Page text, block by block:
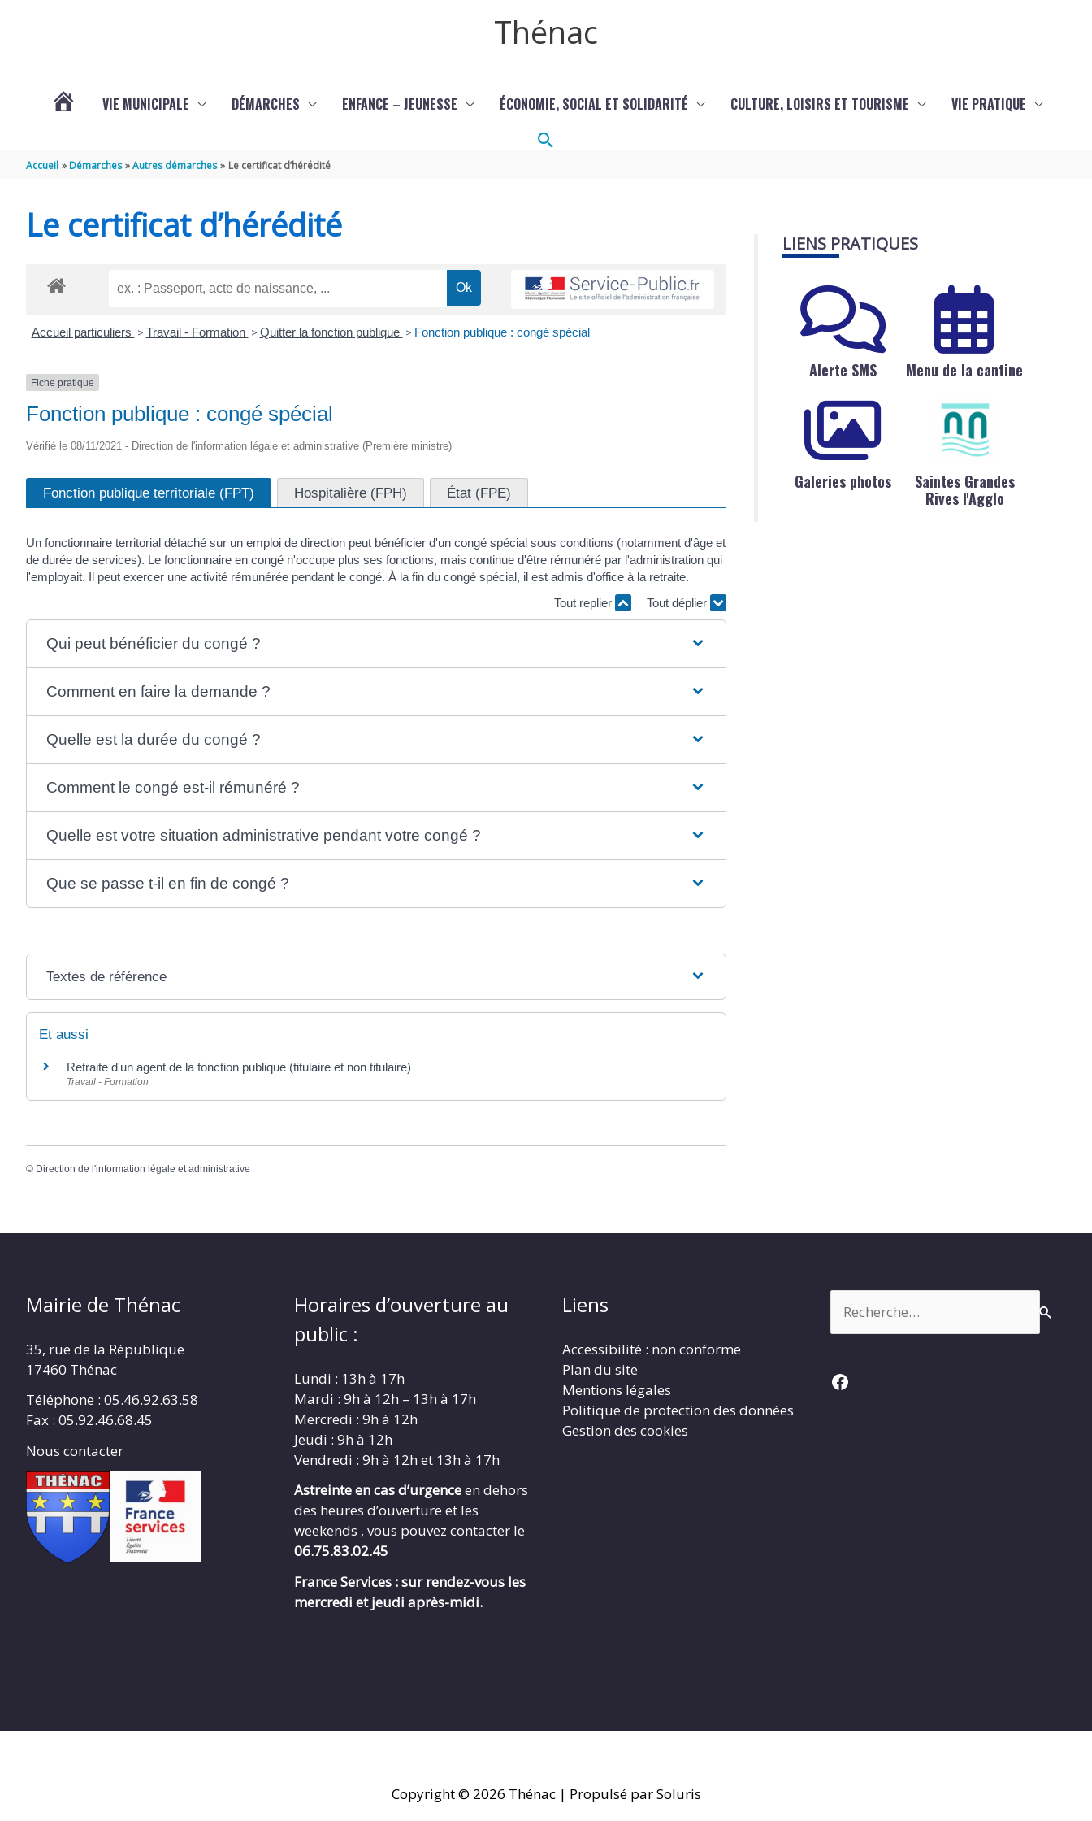
Thénac
THÉNAC
VIE MUNICIPALE DÉMARCHES ENFANCE – JEUNESSE ÉCONOMIE, SOCIAL ET SOLIDARITÉ CULTURE, LOISIRS ET TOURISME VIE PRATIQUE
Rechercher
Accueil Démarches Autres démarches Le certificat d’hérédité
Le certificat d’hérédité
Accueil particuliers > Travail - Formation > Quitter la fonction publique > Fonction publique : congé spécial
Fiche pratique
Fonction publique : congé spécial
Vérifié le 08/11/2021 - Direction de l'information légale et administrative (Première ministre)
Fonction publique territoriale (FPT) Hospitalière (FPH) État (FPE)
Un fonctionnaire territorial détaché sur un emploi de direction peut bénéficier d'un congé spécial sous conditions (notamment d'âge et
de durée de services). Le fonctionnaire en congé n'occupe plus ses fonctions, mais continue d'être rémunéré par l'administration qui
l'employait. Il peut exercer une activité rémunérée pendant le congé. À la fin du congé spécial, il est admis d'office à la retraite.
Tout replier
Tout déplier
Qui peut bénéficier du congé ?
Comment en faire la demande ?
Quelle est la durée du congé ?
Comment le congé est-il rémunéré ?
Quelle est votre situation administrative pendant votre congé ?
Que se passe t-il en fin de congé ?
Textes de référence
Et aussi
Retraite d'un agent de la fonction publique (titulaire et non titulaire)
Travail - Formation
© Direction de l'information légale et administrative
LIENS PRATIQUES
Alerte SMS Menu de la cantine
Galeries photos
Saintes Grandes
Rives l'Agglo
Mairie de Thénac
35, rue de la République
17460 Thénac
Téléphone : 05.46.92.63.58
Fax : 05.92.46.68.45
Nous contacter
Horaires d’ouverture au
public :
Lundi : 13h à 17h
Mardi : 9h à 12h – 13h à 17h
Mercredi : 9h à 12h
Jeudi : 9h à 12h
Vendredi : 9h à 12h et 13h à 17h
Astreinte en cas d’urgenceen dehors
des heures d’ouverture et les
weekends , vous pouvez contacter le
06.75.83.02.45
France Services : sur rendez-vous les
mercredi et jeudi après-midi.
Liens
Accessibilité : non conforme
Plan du site
Mentions légales
Politique de protection des données
Gestion des cookies
Facebook
Copyright © 2026 Thénac| Propulsé par Soluris